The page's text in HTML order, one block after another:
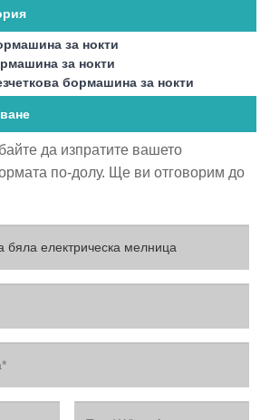
за нокти
за нокти
бормашина за нокти
да изпратите вашето
по-долу. Ще ви отговорим до